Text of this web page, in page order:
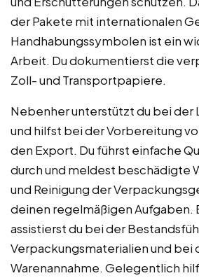
der Pakete mit internationalen
Handhabungssymbolen ist ein
Arbeit. Du dokumentierst die
Zoll- und Transportpapiere.
Nebenher unterstützt du bei der
und hilfst bei der Vorbereitung
den Export. Du führst einfache
durch und meldest beschädigte
und Reinigung der
deinen regelmäßigen Aufgaben.
assistierst du bei der
Verpackungsmaterialien und bei
Warenannahme. Gelegentlich